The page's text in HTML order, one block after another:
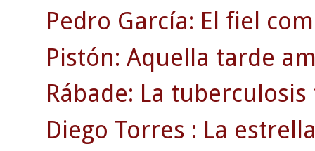
Pedro García: El fiel
Pistón: Aquella tarde
Rábade: La
Diego Torres : La